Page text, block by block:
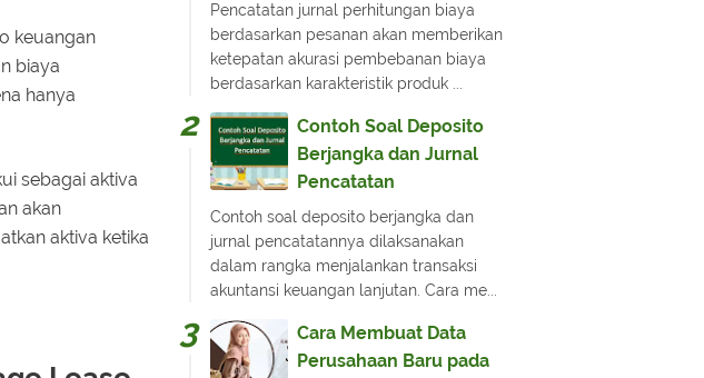
keuangan
biaya
hanya
sebagai aktiva
akan
aktiva ketika
Pencatatan jurnal perhitungan biaya
berdasarkan pesanan akan memberikan
ketepatan akurasi pembebanan biaya
berdasarkan karakteristik produk ...
Contoh Soal Deposito
Berjangka dan Jurnal
Pencatatan
Contoh soal deposito berjangka dan
jurnal pencatatannya dilaksanakan
dalam rangka menjalankan transaksi
akuntansi keuangan lanjutan. Cara me...
Cara Membuat Data
Perusahaan Baru pada